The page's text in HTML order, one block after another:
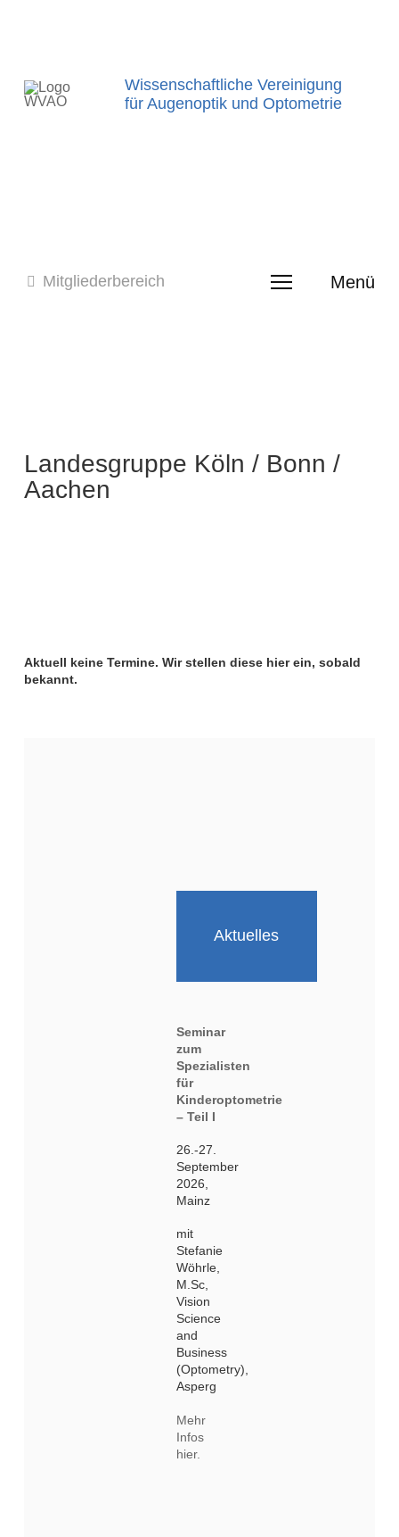
Wissenschaftliche Vereinigung
für Augenoptik und Optometrie
Mitgliederbereich Menü
Landesgruppe Köln / Bonn /
Aachen
Aktuell keine Termine. Wir stellen diese hier ein, sobald
bekannt.
Aktuelles
Seminar
zum
Spezialisten
für
Kinderoptometrie
– Teil I
26.-27.
September
2026,
Mainz
mit
Stefanie
Wöhrle,
M.Sc,
Vision
Science
and
Business
(Optometry),
Asperg
Mehr
Infos
hier.